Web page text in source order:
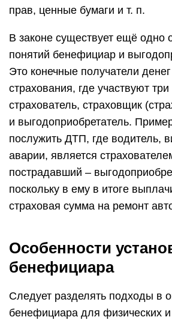
прав, ценные бумаги и т. п.
В законе существует ещё одно
понятий бенефициар и
Это конечные получатели
страхования, где участвуют
страхователь, страховщик
и выгодоприобретатель.
послужить ДТП, где водитель,
аварии, является
пострадавший –
поскольку в ему в итоге
страховая сумма на ремонт
Особенности
бенефициара
Следует разделять подходы в
бенефициара для физических